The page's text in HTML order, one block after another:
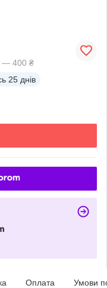
— 400 ₴
25 днів
Оплата Умови